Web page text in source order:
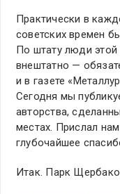
Практически в
советских времен
По штату люди этой
внештатно —
и в газете
Сегодня мы
авторства,
местах. Прислал
глубочайшее
Итак. Парк